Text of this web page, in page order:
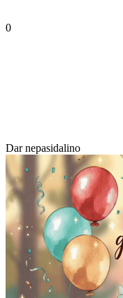
0
Dar nepasidalino